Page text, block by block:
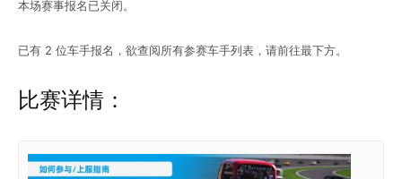
本场赛事报名已关闭。
已有 2 位车手报名，欲查阅所有参赛车手列表，请前往最下方。
比赛详情：